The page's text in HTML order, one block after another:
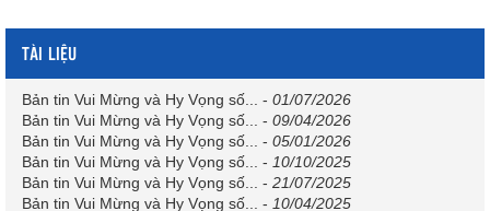
TÀI LIỆU
Bản tin Vui Mừng và Hy Vọng số... - 01/07/2026
Bản tin Vui Mừng và Hy Vọng số...
- 09/04/2026
Bản tin Vui Mừng và Hy Vọng số...
- 05/01/2026
Bản tin Vui Mừng và Hy Vọng số...
- 10/10/2025
Bản tin Vui Mừng và Hy Vọng số...
- 21/07/2025
Bản tin Vui Mừng và Hy Vọng số...
- 10/04/2025